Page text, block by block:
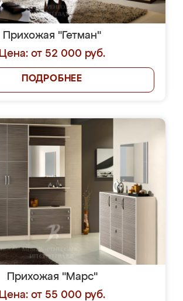
Прихожая "Гетман"
Цена: от 52 000 руб.
ПОДРОБНЕЕ
Прихожая "Марс"
Цена: от 55 000 руб.